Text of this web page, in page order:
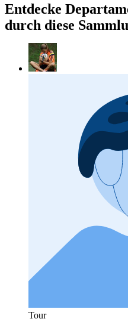
Entdecke
durch diese
Tour